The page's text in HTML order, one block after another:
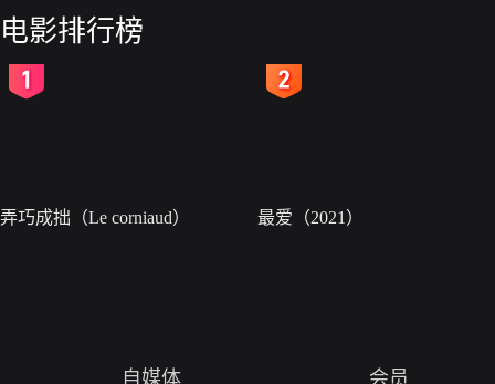
电影排行榜
弄巧成拙（Le corniaud） 最爱（2021）
自媒体 会员